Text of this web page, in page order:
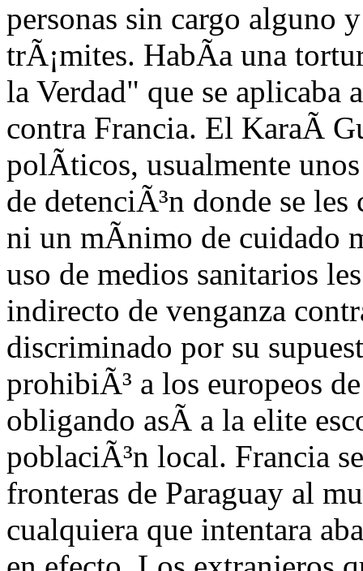
personas sin cargo alguno
trÃ¡mites. HabÃ­a una
la Verdad" que se aplicaba
contra Francia. El KaraÃ­
polÃ­ticos, usualmente
de detenciÃ³n donde se
ni un mÃ­nimo de cuidado
uso de medios sanitarios
indirecto de venganza
discriminado por su
prohibiÃ³ a los europeos
obligando asÃ­ a la elite
poblaciÃ³n local. Francia
fronteras de Paraguay al
cualquiera que intentara